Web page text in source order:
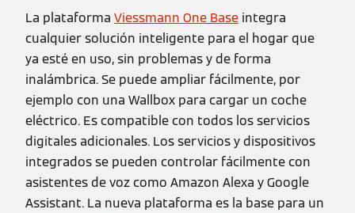
La plataforma Viessmann One Base integra
cualquier solución inteligente para el hogar que
ya esté en uso, sin problemas y de forma
inalámbrica. Se puede ampliar fácilmente, por
ejemplo con una Wallbox para cargar un coche
eléctrico. Es compatible con todos los servicios
digitales adicionales. Los servicios y dispositivos
integrados se pueden controlar fácilmente con
asistentes de voz como Amazon Alexa y Google
Assistant. La nueva plataforma es la base para un